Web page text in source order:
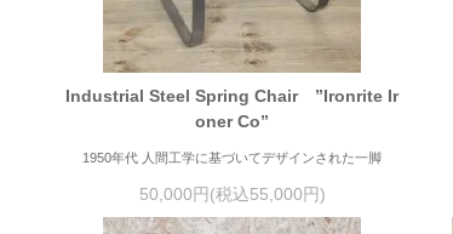
Industrial Steel Spring Chair ”Ironrite Ir
oner Co”
1950年代 人間工学に基づいてデザインされた一脚
50,000円(税込55,000円)